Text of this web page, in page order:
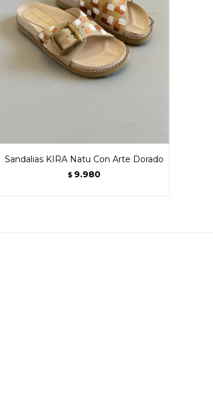
Sandalias KIRA Natu Con Arte Dorado
$ 9.980